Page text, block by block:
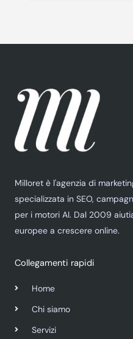
Milloret è l'agenzia di
specializzata in SEO,
per i motori AI. Dal 2009
europee a crescere online.
Collegamenti rapidi
Home
Chi siamo
Servizi